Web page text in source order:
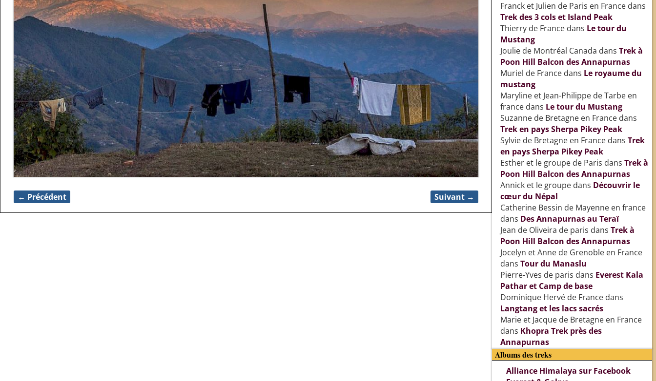
Navigation des images
← Précédent Suivant →
Franck et Julien de Paris en Francedans
Trek des 3 cols et Island Peak
Thierry de Francedans Le tour du
Mustang
Joulie de Montréal Canada dans Trek à
Poon Hill Balcon des Annapurnas
Muriel de Francedans Le royaume du
mustang
Maryline et Jean-Philippe de Tarbe en
francedans Le tour du Mustang
Suzanne de Bretagne en Francedans
Trek en pays Sherpa Pikey Peak
Sylvie de Bretagne en Francedans Trek
en pays Sherpa Pikey Peak
Esther et le groupe de Paris dans Trek à
Poon Hill Balcon des Annapurnas
Annick et le groupedans Découvrir le
cœur du Népal
Catherine Bessin de Mayenne en france
dans Des Annapurnas au Teraï
Jean de Oliveira de paris dans Trek à
Poon Hill Balcon des Annapurnas
Jocelyn et Anne de Grenoble en France
dans Tour du Manaslu
Pierre-Yves de paris dans Everest Kala
Pathar et Camp de base
Dominique Hervé de Francedans
Langtang et les lacs sacrés
Marie et Jacque de Bretagne en France
dans Khopra Trek près des
Annapurnas
Albums des treks
Alliance Himalaya sur Facebook